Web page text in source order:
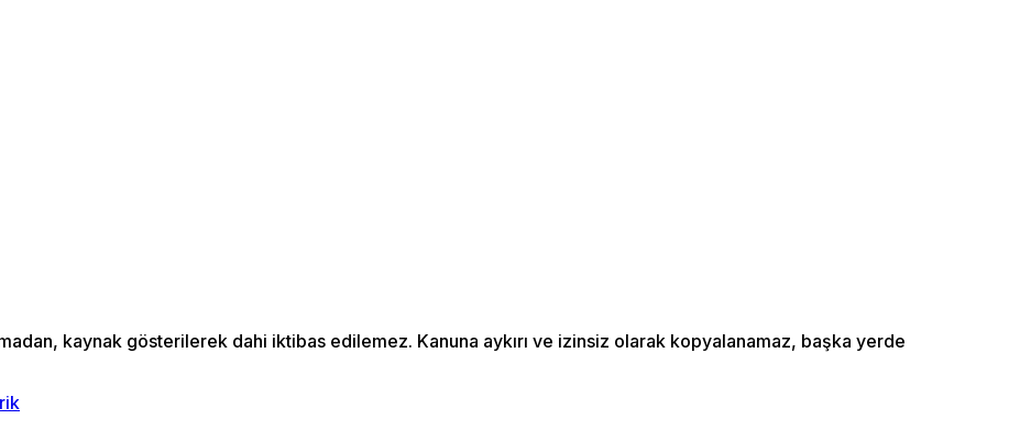
kaynak gösterilerek dahi iktibas edilemez. Kanuna aykırı ve izinsiz olarak kopyalanamaz, başka yerde